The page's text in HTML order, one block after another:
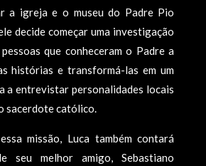
a igreja e o museu do Padre Pio
decide começar uma investigação
que conheceram o Padre a
histórias e transformá-las em um
a entrevistar personalidades locais
sacerdote católico.
missão, Luca também contará
seu melhor amigo, Sebastiano